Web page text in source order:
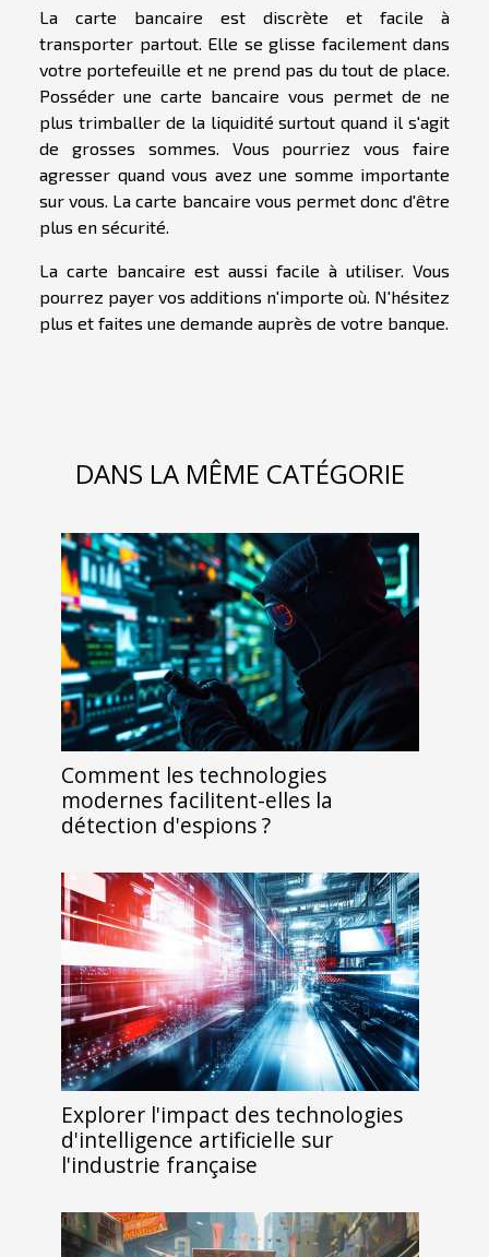
La carte bancaire est discrète et facile à
transporter partout. Elle se glisse facilement dans
votre portefeuille et ne prend pas du tout de place.
Posséder une carte bancaire vous permet de ne
plus trimballer de la liquidité surtout quand il s'agit
de grosses sommes. Vous pourriez vous faire
agresser quand vous avez une somme importante
sur vous. La carte bancaire vous permet donc d'être
plus en sécurité.
La carte bancaire est aussi facile à utiliser. Vous
pourrez payer vos additions n'importe où. N'hésitez
plus et faites une demande auprès de votre banque.
DANS LA MÊME CATÉGORIE
Comment les technologies
modernes facilitent-elles la
détection d'espions ?
Explorer l'impact des technologies
d'intelligence artificielle sur
l'industrie française